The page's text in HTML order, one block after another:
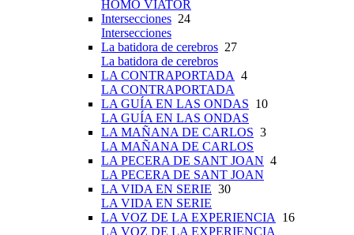
HOMO VIATOR
Intersecciones 24
Intersecciones
La batidora de cerebros 27
La batidora de cerebros
LA CONTRAPORTADA 4
LA CONTRAPORTADA
LA GUÍA EN LAS ONDAS 10
LA GUÍA EN LAS ONDAS
LA MAÑANA DE CARLOS 3
LA MAÑANA DE CARLOS
LA PECERA DE SANT JOAN 4
LA PECERA DE SANT JOAN
LA VIDA EN SERIE 30
LA VIDA EN SERIE
LA VOZ DE LA EXPERIENCIA 16
LA VOZ DE LA EXPERIENCIA